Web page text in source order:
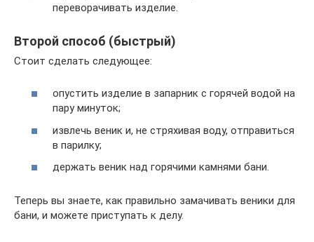
переворачивать изделие.
Второй способ (быстрый)
Стоит сделать следующее:
опустить изделие в запарник с горячей водой на
пару минуток;
извлечь веник и, не стряхивая воду, отправиться
в парилку;
держать веник над горячими камнями бани.
Теперь вы знаете, как правильно замачивать веники для
бани, и можете приступать к делу.